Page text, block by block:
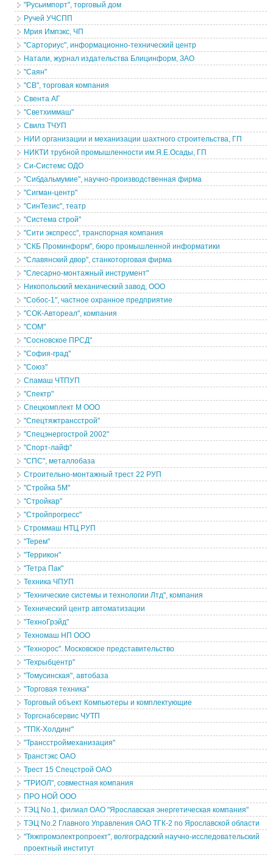
"Русьимпорт", торговый дом
Ручей УЧСПП
Мрия Импэкс, ЧП
"Сарториус", информационно-технический центр
Натали, журнал издательства Блицинформ, ЗАО
"Саян"
"СВ", торговая компания
Свента АГ
"Светхиммаш"
Свилз ТЧУП
НИИ организации и механизации шахтного строительства, ГП
НИКТИ трубной промышленности им.Я.Е.Осады, ГП
Си-Системс ОДО
"Сибдальмумие", научно-производственная фирма
"Сигман-центр"
"СинТезис", театр
"Система строй"
"Сити экспресс", транспорная компания
"СКБ Проминформ", бюро промышленной информатики
"Славянский двор", станкоторговая фирма
"Слесарно-монтажный инструмент"
Никопольский механический завод, ООО
"Собос-1", частное охранное предприятие
"СОК-Автореал", компания
"СОМ"
"Сосновское ПРСД"
"София-град"
"Союз"
Спамаш ЧТПУП
"Спектр"
Спецкомплект М ООО
"Спецтяжтрансстрой"
"Спецэнергострой 2002"
"Спорт-лайф"
"СПС", металлобаза
Строительно-монтажный трест 22 РУП
"Стройка 5М"
"Стройкар"
"Стройпрогресс"
Строммаш НТЦ РУП
"Терем"
"Террикон"
"Тетра Пак"
Техника ЧПУП
"Технические системы и технологии Лтд", компания
Технический центр автоматизации
"ТехноГрэйд"
Техномаш НП ООО
"Технорос". Московское представительство
"Техрыбцентр"
"Томусинская", автобаза
"Торговая техника"
Торговый объект Компьютеры и комплектующие
Торгснабсервис ЧУТП
"ТПК-Холдинг"
"Трансстроймеханизация"
Транстэкс ОАО
Трест 15 Спецстрой ОАО
"ТРИОЛ", совместная компания
ПРО НОЙ ООО
ТЭЦ No.1, филиал ОАО "Ярославская энергетическая компания"
ТЭЦ No.2 Главного Управления ОАО ТГК-2 по Ярославской области
"Тяжпромэлектропроект", волгоградский научно-исследовательский
проектный институт